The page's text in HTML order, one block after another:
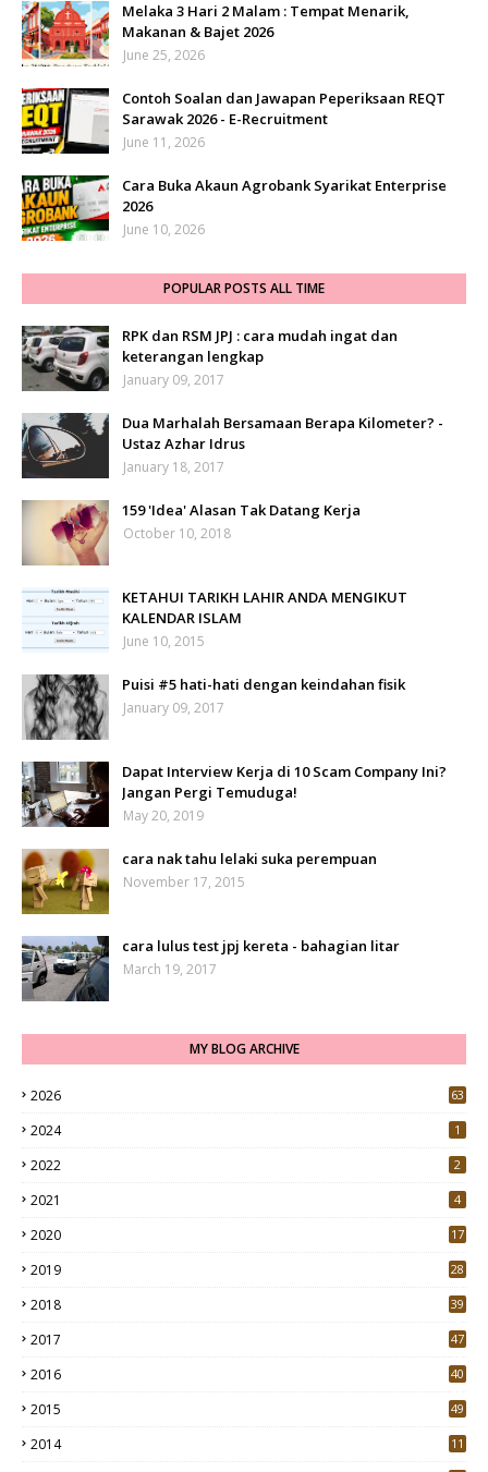
Melaka 3 Hari 2 Malam : Tempat Menarik,
Makanan & Bajet 2026
June 25, 2026
Contoh Soalan dan Jawapan Peperiksaan REQT
Sarawak 2026 - E-Recruitment
June 11, 2026
Cara Buka Akaun Agrobank Syarikat Enterprise
2026
June 10, 2026
POPULAR POSTS ALL TIME
RPK dan RSM JPJ : cara mudah ingat dan
keterangan lengkap
January 09, 2017
Dua Marhalah Bersamaan Berapa Kilometer? -
Ustaz Azhar Idrus
January 18, 2017
159 'Idea' Alasan Tak Datang Kerja
October 10, 2018
KETAHUI TARIKH LAHIR ANDA MENGIKUT
KALENDAR ISLAM
June 10, 2015
Puisi #5 hati-hati dengan keindahan fisik
January 09, 2017
Dapat Interview Kerja di 10 Scam Company Ini?
Jangan Pergi Temuduga!
May 20, 2019
cara nak tahu lelaki suka perempuan
November 17, 2015
cara lulus test jpj kereta - bahagian litar
March 19, 2017
MY BLOG ARCHIVE
2026 63
2024 1
2022 2
2021 4
2020
17
2019
28
2018
39
2017
47
2016
40
2015
49
2014 11